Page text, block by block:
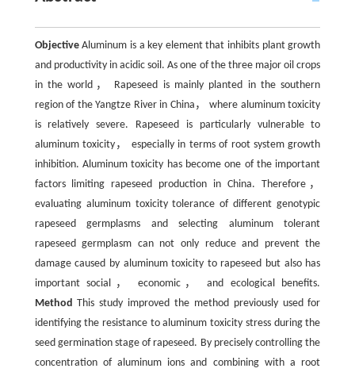
ObjectiveAluminum is a key element that inhibits plant growth
and productivity in acidic soil. As one of the three major oil crops
in the world， Rapeseed is mainly planted in the southern
region of the Yangtze River in China， where aluminum toxicity
is relatively severe. Rapeseed is particularly vulnerable to
aluminum toxicity， especially in terms of root system growth
inhibition. Aluminum toxicity has become one of the important
factors limiting rapeseed production in China. Therefore，
evaluating aluminum toxicity tolerance of different genotypic
rapeseed germplasms and selecting aluminum tolerant
rapeseed germplasm can not only reduce and prevent the
damage caused by aluminum toxicity to rapeseed but also has
important social， economic， and ecological benefits.
Method This study improved the method previously used for
identifying the resistance to aluminum toxicity stress during the
seed germination stage of rapeseed. By precisely controlling the
concentration of aluminum ions and combining with a root